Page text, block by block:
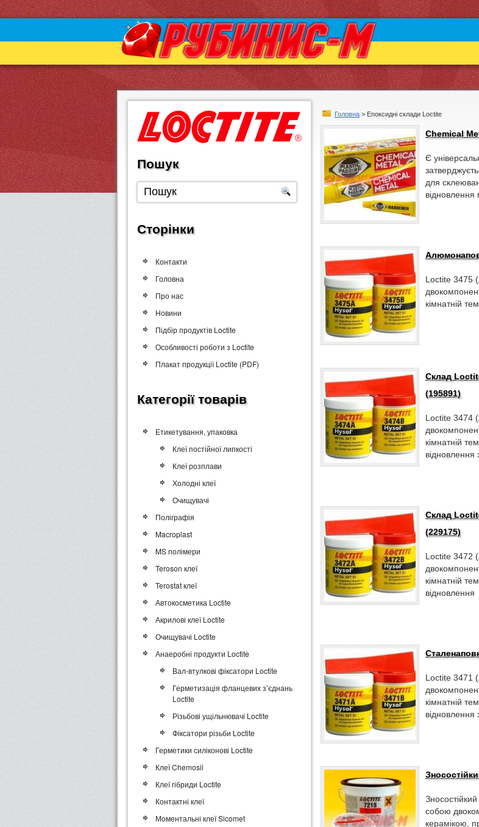
Головна > Епоксидні склади Loctite
Chemical
Є
для
відновлення
Loctite 3475
кімнатній
Склад
(195891)
Loctite 3474
кімнатній
відновлення
Склад
(229175)
Loctite 3472
кімнатній
відновлення
Loctite 3471
кімнатній
відновлення
собою
керамікою,
Пошук
Сторінки
Контакти
Головна
Про нас
Новини
Підбір продуктів Loctite
Особливості роботи з Loctite
Плакат продукції Loctite (PDF)
Категорії товарів
Етикетування, упаковка
Клеї постійної липкості
Клеї розплави
Холодні клеї
Очищувачі
Поліграфія
Macroplast
MS полімери
Teroson клеї
Terostat клеї
Автокосметика Loctite
Акрилові клеї Loctite
Очищувачі Loctite
Анаеробні продукти Loctite
Вал-втулкові фіксатори Loctite
Герметизація фланцевих з’єднань
Loctite
Різьбові ущільнювачі Loctite
Фіксатори різьби Loctite
Герметики силіконові Loctite
Клеї Chemosil
Клеї гібриди Loctite
Контактні клеї
Моментальні клеї Sicomet